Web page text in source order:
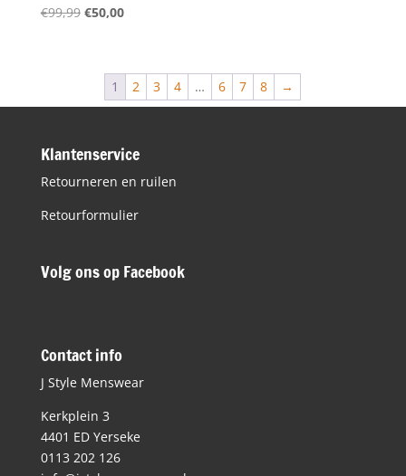
€99,99 Oorspronkelijke
€99,99.
€50,00Huidige
€50,00.
1 2 3 4 … 6 7 8 →
Klantenservice
Retourneren en ruilen
Retourformulier
Volg ons op Facebook
Contact info
J Style Menswear
Kerkplein 3
4401 ED Yerseke
0113 202 126